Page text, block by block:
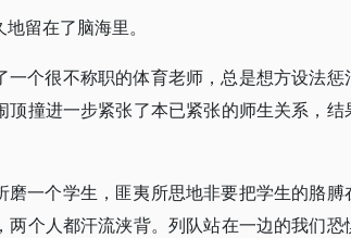
留在了脑海里。
一个很不称职的体育老师，总是想方设法
顶撞进一步紧张了本已紧张的师生关系，
磨一个学生，匪夷所思地非要把学生的胳
两个人都汗流浃背。列队站在一边的我们